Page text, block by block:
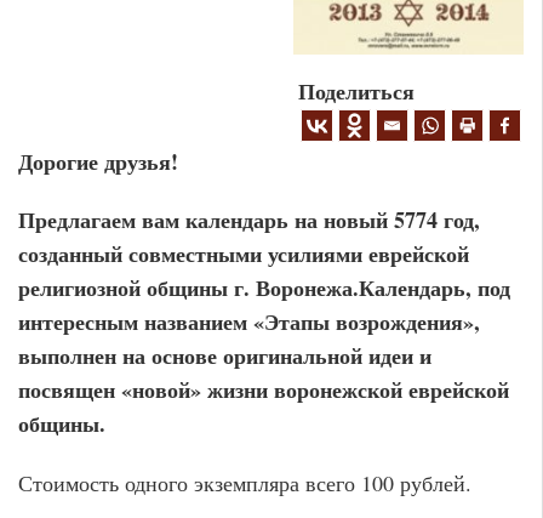
Поделиться
Дорогие друзья!
Предлагаем вам календарь на новый 5774 год,
созданный совместными усилиями еврейской
религиозной общины г. Воронежа.Календарь, под
интересным названием «Этапы возрождения»,
выполнен на основе оригинальной идеи и
посвящен «новой» жизни воронежской еврейской
общины.
Стоимость одного экземпляра всего 100 рублей.